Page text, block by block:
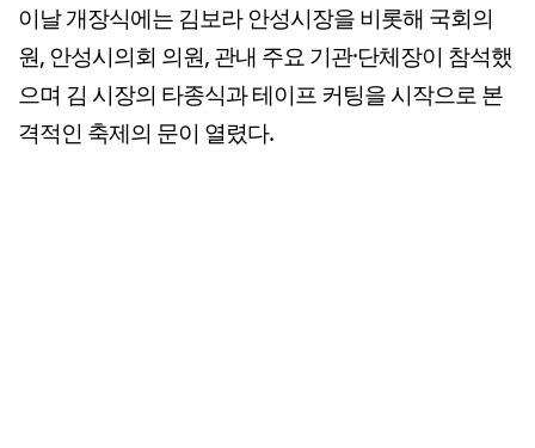
이날 개장식에는 김보라 안성시장을 비롯해 국회의
원, 안성시의회 의원, 관내 주요 기관·단체장이 참석했
으며 김 시장의 타종식과 테이프 커팅을 시작으로 본
격적인 축제의 문이 열렸다.